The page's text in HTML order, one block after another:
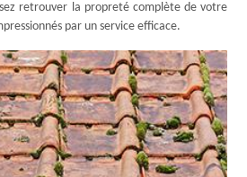
retrouver la propreté complète de votre
par un service efficace.